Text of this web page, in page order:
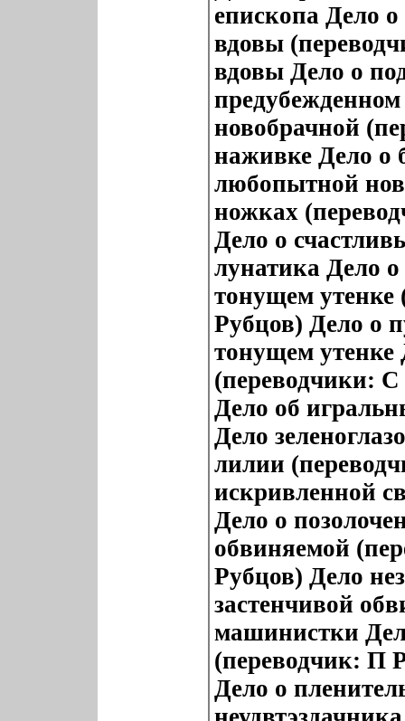
епископа Дело
вдовы
вдовы Дело о
новобрачной
наживке Дело о
любопытной
ножках
Дело о
лунатика Дело о
тонущем
Рубцов) Дело о
тонущем утенке
(переводчики:
Дело об
Дело
лилии
искривленной
Дело о
обвиняемой
Рубцов) Дело
застенчивой
машинистки
(переводчик: П
Дело о